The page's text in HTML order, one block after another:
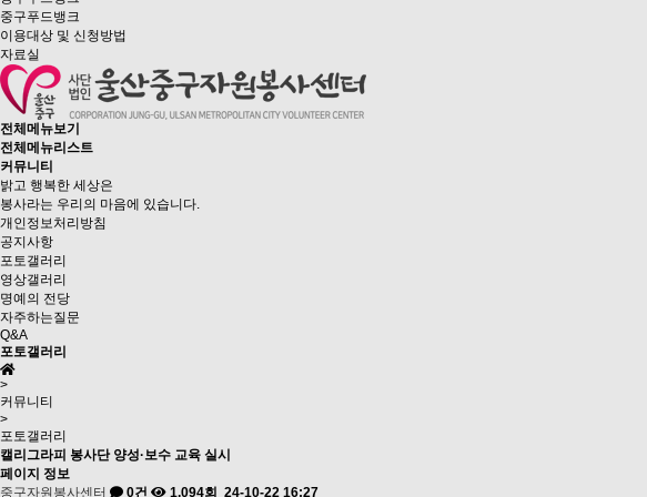
중구푸드뱅크
이용대상 및 신청방법
자료실
전체메뉴보기
전체메뉴리스트
커뮤니티
밝고 행복한 세상은
봉사라는 우리의 마음에 있습니다.
개인정보처리방침
공지사항
포토갤러리
영상갤러리
명예의 전당
자주하는질문
Q&A
포토갤러리
>
커뮤니티
>
포토갤러리
캘리그라피 봉사단 양성·보수 교육 실시
페이지 정보
중구자원봉사센터
0건 1,094회 24-10-22 16:27